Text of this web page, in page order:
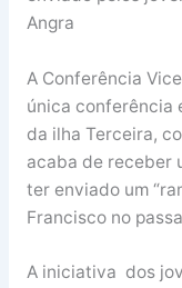
Angra
A Conferência
única conferência
da ilha Terceira,
acaba de receber
ter enviado um
Francisco no
A iniciativa dos